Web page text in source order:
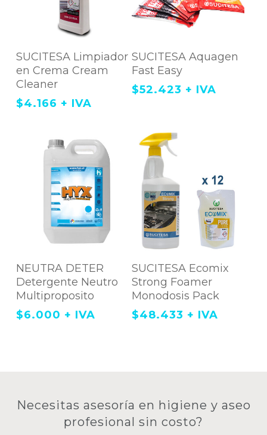
Agregar Al
Carrito
SUCITESA Limpiador
en Crema Cream
Cleaner
$4.166 + IVA
Agregar Al
Carrito
SUCITESA Aquagen
Fast Easy
$52.423 + IVA
Agregar Al
Carrito
NEUTRA DETER
Detergente Neutro
Multiproposito
$6.000 + IVA
Agregar Al
Carrito
SUCITESA Ecomix
Strong Foamer
Monodosis Pack
$48.433 + IVA
Necesitas asesoría en higiene y aseo
profesional sin costo?